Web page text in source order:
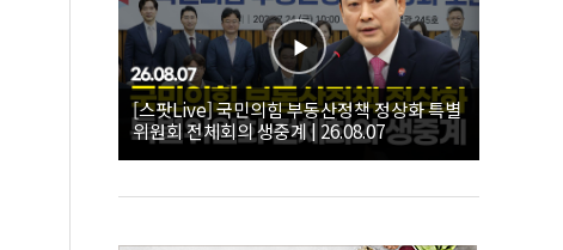
[스팟Live] 국민의힘 부동산정책 정상화 특별
위원회 전체회의 생중계 | 26.08.07